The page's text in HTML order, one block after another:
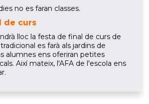
no es faran classes.
de curs
lloc la festa de final de curs de
es farà als jardins de
alumnes ens oferiran petites
Així mateix, l'AFA de l'escola ens